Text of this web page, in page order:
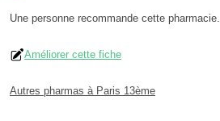
Une personne recommande cette pharmacie.
Améliorer cette fiche
Autres pharmas à Paris 13ème